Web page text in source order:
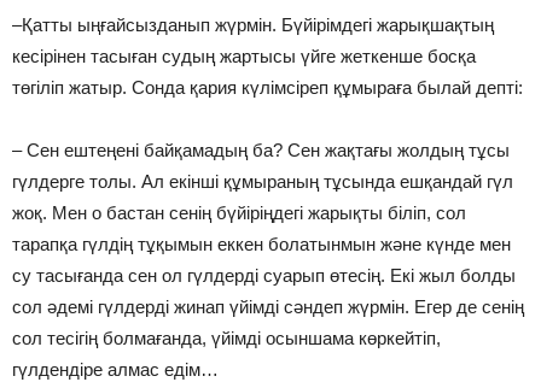
–Қатты ыңғайсызданып жүрмін. Бүйірімдегі жарықшақтың
кесірінен тасыған судың жартысы үйге жеткенше босқа
төгіліп жатыр. Сонда қария күлімсіреп құмыраға былай депті:
– Сен ештеңені байқамадың ба? Сен жақтағы жолдың тұсы
гүлдерге толы. Ал екінші құмыраның тұсында ешқандай гүл
жоқ. Мен о бастан сенің бүйіріңдегі жарықты біліп, сол
тарапқа гүлдің тұқымын еккен болатынмын және күнде мен
су тасығанда сен ол гүлдерді суарып өтесің. Екі жыл болды
сол әдемі гүлдерді жинап үйімді сәндеп жүрмін. Егер де сенің
сол тесігің болмағанда, үйімді осыншама көркейтіп,
гүлдендіре алмас едім…